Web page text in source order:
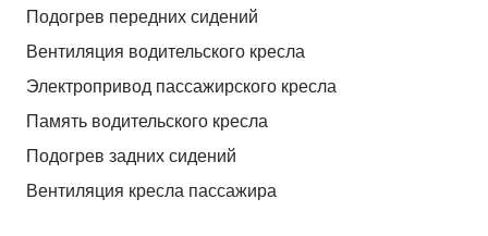
Подогрев передних сидений
Вентиляция водительского кресла
Электропривод пассажирского кресла
Память водительского кресла
Подогрев задних сидений
Вентиляция кресла пассажира